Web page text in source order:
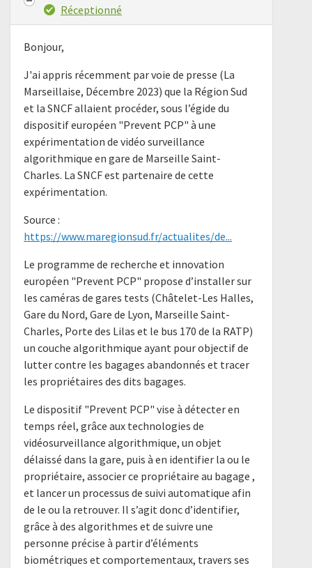
Réceptionné
Bonjour,
J'ai appris récemment par voie de presse (La
Marseillaise, Décembre 2023) que la Région Sud
et la SNCF allaient procéder, sous l’égide du
dispositif européen "Prevent PCP" à une
expérimentation de vidéo surveillance
algorithmique en gare de Marseille Saint-
Charles. La SNCF est partenaire de cette
expérimentation.
Source :
https://www.maregionsud.fr/actualites/de...
Le programme de recherche et innovation
européen "Prevent PCP" propose d’installer sur
les caméras de gares tests (Châtelet-Les Halles,
Gare du Nord, Gare de Lyon, Marseille Saint-
Charles, Porte des Lilas et le bus 170 de la RATP)
un couche algorithmique ayant pour objectif de
lutter contre les bagages abandonnés et tracer
les propriétaires des dits bagages.
Le dispositif "Prevent PCP" vise à détecter en
temps réel, grâce aux technologies de
vidéosurveillance algorithmique, un objet
délaissé dans la gare, puis à en identifier la ou le
propriétaire, associer ce propriétaire au bagage ,
et lancer un processus de suivi automatique afin
de le ou la retrouver. Il s’agit donc d’identifier,
grâce à des algorithmes et de suivre une
personne précise à partir d’éléments
biométriques et comportementaux, travers ses